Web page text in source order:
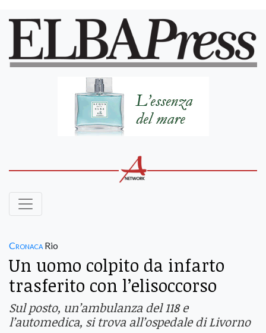
Cronaca Rio
Un uomo colpito da infarto
trasferito con l’elisoccorso
Sul posto, un’ambulanza del 118 e
l’automedica, si trova all’ospedale di Livorno